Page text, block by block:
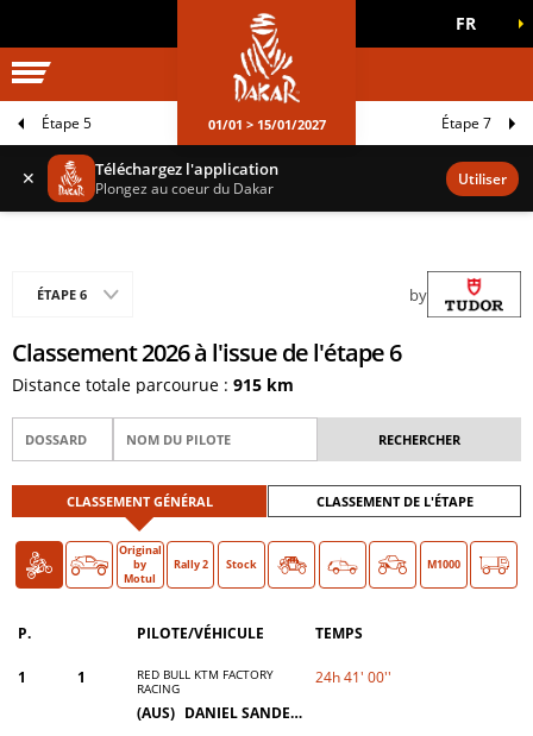
DAKAR
OFFICIELS FR
01/01 > 15/01/2027
Étape 5 Étape 7
✕ Téléchargez l'application
Plongez au coeur du Dakar Utiliser
Classement 2026 à l'issue de l'étape 6
Distance totale parcourue : 915 km
by
ÉTAPE 6
CLASSEMENT GÉNÉRAL CLASSEMENT DE L'ÉTAPE
Moto Auto
Original
by
Motul
O > Rally 2 Stock Classic M1000
P. PILOTE/VÉHICULE TEMPS
1 1
RED BULL KTM FACTORY
RACING
(AUS) DANIEL SANDERS
24h 41' 00''